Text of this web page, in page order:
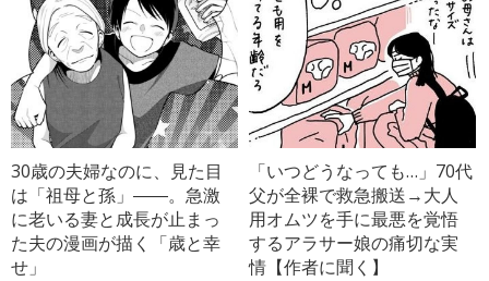
30歳の夫婦なのに、見た目
は「祖母と孫」――。急激
に老いる妻と成長が止まっ
た夫の漫画が描く「歳と幸
せ」
「いつどうなっても…」70代
父が全裸で救急搬送→大人
用オムツを手に最悪を覚悟
するアラサー娘の痛切な実
情【作者に聞く】